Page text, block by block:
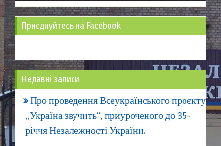
Приєднуйтесь на Facebook
Недавні записи
Про проведення Всеукраїнського проєкту
„Україна звучить“, приуроченого до 35-
річчя Незалежності України.